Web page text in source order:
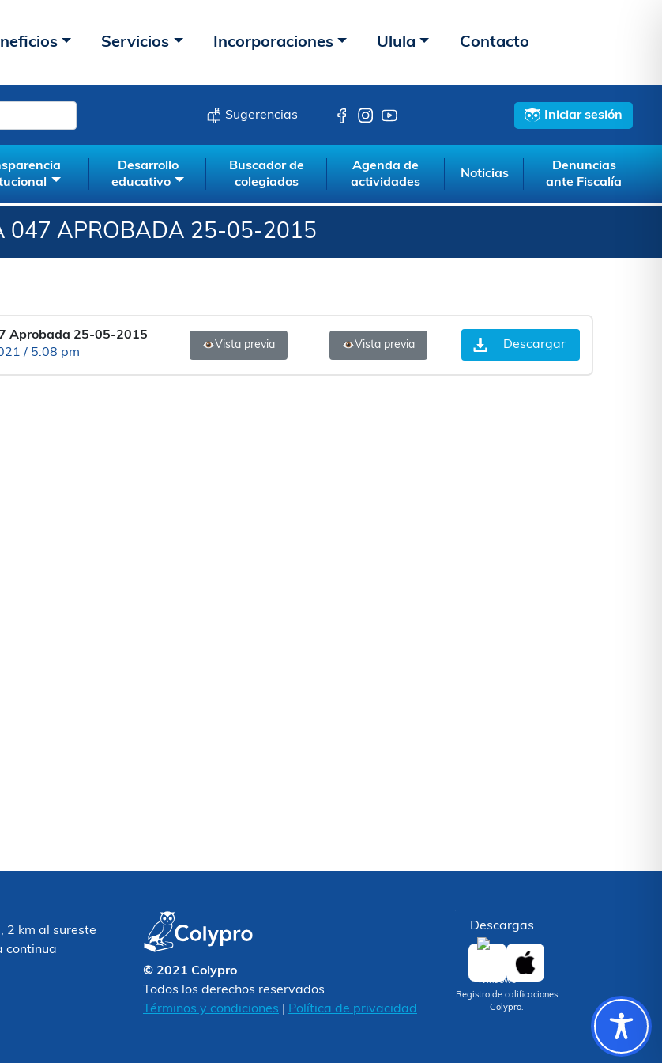
Servicios Incorporaciones Ulula Contacto
Sugerencias Iniciar sesión
Desarrollo
educativo
Buscador de
colegiados
Agenda de
actividades
Noticias
Denuncias
ante Fiscalía
047 APROBADA 25-05-2015
Aprobada 25-05-2015
/ 5:08 pm
Vista previa Vista previa Descargar
2 km al sureste
continua
© 2021 Colypro
Todos los derechos reservados
Términos y condiciones
Política de privacidad
Descargas
Registro de calificaciones
Colypro.